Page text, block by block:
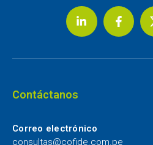
Contáctanos
Correo electrónico
consultas@cofide.com.pe